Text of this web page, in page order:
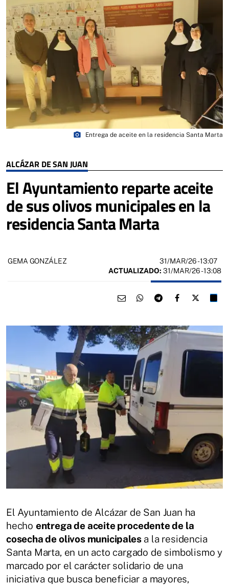
ALCÁZAR DE SAN JUAN
El Ayuntamiento reparte aceite
de sus olivos municipales en la
residencia Santa Marta
photo_camera Entrega de aceite en la residencia Santa Marta
GEMA GONZÁLEZ 31/MAR/26- 13:07
ACTUALIZADO: 31/MAR/26 - 13:08
El Ayuntamiento de Alcázar de San Juan ha
hecho entrega de aceite procedente de la
cosecha de olivos municipalesa la residencia
Santa Marta, en un acto cargado de simbolismo y
marcado por el carácter solidario de una
iniciativa que busca beneficiar a mayores,